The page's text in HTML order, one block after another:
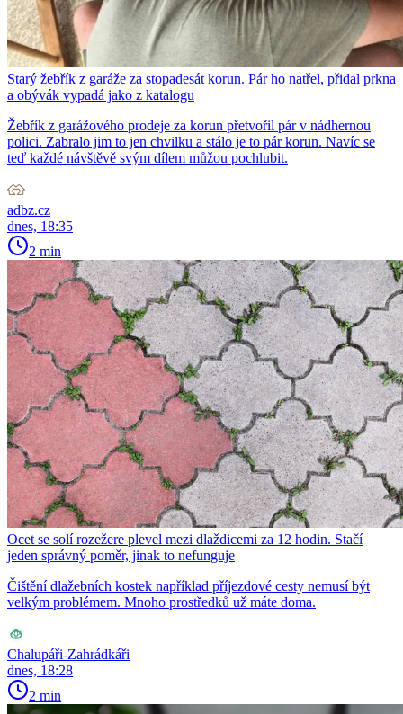
Starý žebřík z garáže za stopadesát korun. Pár ho natřel, přidal prkna
a obývák vypadá jako z katalogu
Žebřík z garážového prodeje za korun přetvořil pár v nádhernou
polici. Zabralo jim to jen chvilku a stálo je to pár korun. Navíc se
teď každé návštěvě svým dílem můžou pochlubit.
adbz.cz
dnes, 18:35
2 min
Ocet se solí rozežere plevel mezi dlaždicemi za 12 hodin. Stačí
jeden správný poměr, jinak to nefunguje
Čištění dlažebních kostek například příjezdové cesty nemusí být
velkým problémem. Mnoho prostředků už máte doma.
Chalupáři-Zahrádkáři
dnes, 18:28
2 min